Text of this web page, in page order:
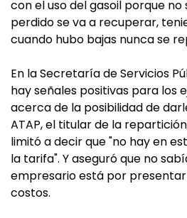
con el uso del gasoil porque no
perdido se va a recuperar,
cuando hubo bajas nunca se
En la Secretaría de Servicios
hay señales positivas para los
acerca de la posibilidad de
ATAP, el titular de la
limitó a decir que "no hay en
la tarifa". Y aseguró que no
empresario está por
costos.